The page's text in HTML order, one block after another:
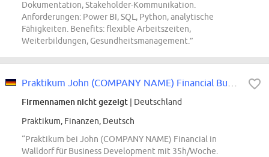
Dokumentation, Stakeholder-Kommunikation.
Anforderungen: Power BI, SQL, Python, analytische
Fähigkeiten. Benefits: flexible Arbeitszeiten,
Weiterbildungen, Gesundheitsmanagement.”
Firmennamen nicht gezeigt | Deutschland
Praktikum, Finanzen, Deutsch
“Praktikum bei John (COMPANY NAME) Financial in
Walldorf für Business Development mit 35h/Woche.